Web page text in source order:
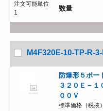
注文可能単位
1
数量
M4F320E-10-TP-R-
防爆形５ポ
３２０Ｅ－１
００Ｖ
標準価格（税抜